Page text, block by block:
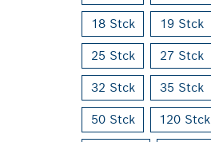
18 Stck 19 Stck
25 Stck 27 Stck
32 Stck 35 Stck
50 Stck 120 Stck